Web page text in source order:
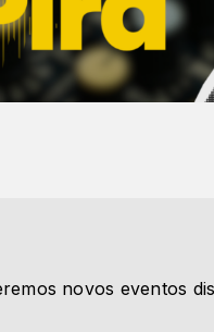
novos eventos